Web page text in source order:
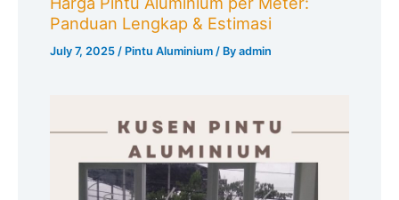
Panduan Lengkap & Estimasi
July 7, 2025/ Pintu Aluminium / Byadmin